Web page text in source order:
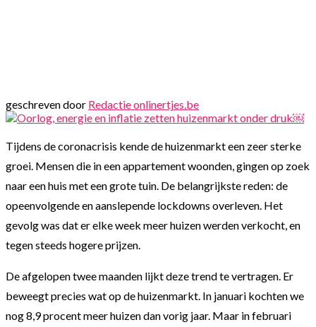
geschreven door Redactie onlinertjes.be
Tijdens de coronacrisis kende de huizenmarkt een zeer sterke
groei. Mensen die in een appartement woonden, gingen op zoek
naar een huis met een grote tuin. De belangrijkste reden: de
opeenvolgende en aanslepende lockdowns overleven. Het
gevolg was dat er elke week meer huizen werden verkocht, en
tegen steeds hogere prijzen.
De afgelopen twee maanden lijkt deze trend te vertragen. Er
beweegt precies wat op de huizenmarkt. In januari kochten we
nog 8,9 procent meer huizen dan vorig jaar. Maar in februari